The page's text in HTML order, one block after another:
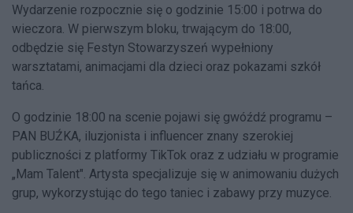
Wydarzenie rozpocznie się o godzinie 15:00 i potrwa do
wieczora. W pierwszym bloku, trwającym do 18:00,
odbędzie się Festyn Stowarzyszeń wypełniony
warsztatami, animacjami dla dzieci oraz pokazami szkół
tańca.
O godzinie 18:00 na scenie pojawi się gwóźdź programu –
PAN BUŹKA, iluzjonista i influencer znany szerokiej
publiczności z platformy TikTok oraz z udziału w programie
„Mam Talent". Artysta specjalizuje się w animowaniu dużych
grup, wykorzystując do tego taniec i zabawy przy muzyce.